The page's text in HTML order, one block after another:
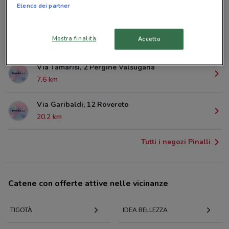
© MapTiler © OpenStreetMap contributors
Via Tamarisi, 2 Pergine Valsugana
7.6 km
Via Garibaldi, 12 Rovereto
20.2 km
Tutti i negozi Pinalli
Catene con offerte attive nelle vicinanze
TIGOTÀ IDEA BELLEZZA
Elenco dei partner
Mostra finalità Accetto